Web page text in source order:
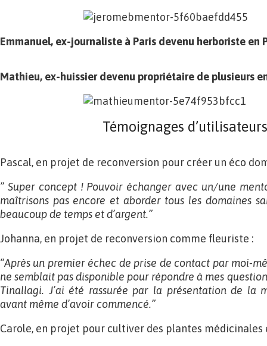
Emmanuel, ex-journaliste à Paris devenu herboriste en
Mathieu, ex-huissier devenu propriétaire de plusieurs
Témoignages
Pascal, en projet de reconversion pour créer un éco
” Super concept ! Pouvoir échanger avec un/une
maîtrisons pas encore et aborder tous les domaines
beaucoup de temps et d’argent.”
Johanna, en projet de reconversion comme fleuriste :
“Après un premier échec de prise de contact par moi-
ne semblait pas disponible pour répondre à mes
Tinallagi. J’ai été rassurée par la présentation de la
avant même d’avoir commencé.”
Carole, en projet pour cultiver des plantes